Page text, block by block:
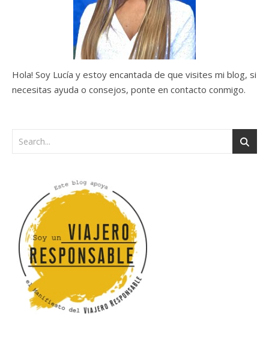
Hola! Soy Lucía y estoy encantada de que visites mi blog, si
necesitas ayuda o consejos, ponte en contacto conmigo.